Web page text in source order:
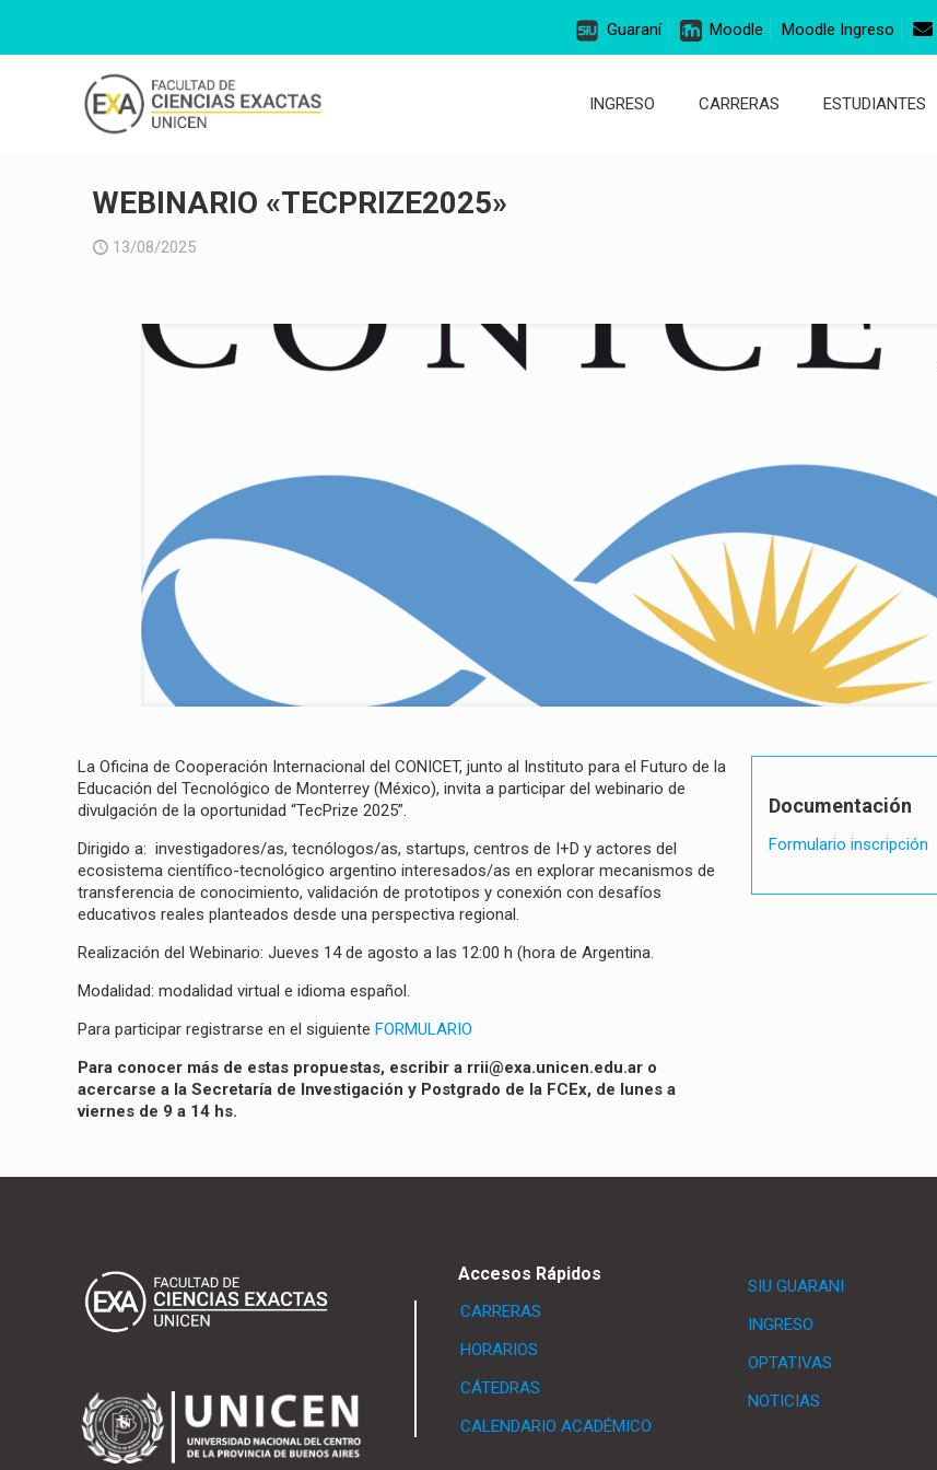
Guaraní Moodle Moodle Ingreso
INGRESO CARRERAS ESTUDIANTES
WEBINARIO «TECPRIZE2025»
13/08/2025
La Oficina de Cooperación Internacional del CONICET, junto al Instituto para el Futuro de la
Educación del Tecnológico de Monterrey (México), invita a participar del webinario de
divulgación de la oportunidad “TecPrize 2025”.
Dirigido a: investigadores/as, tecnólogos/as, startups, centros de I+D y actores del
ecosistema científico-tecnológico argentino interesados/as en explorar mecanismos de
transferencia de conocimiento, validación de prototipos y conexión con desafíos
educativos reales planteados desde una perspectiva regional.
Realización del Webinario: Jueves 14 de agosto a las 12:00 h (hora de Argentina.
Modalidad: modalidad virtual e idioma español.
Para participar registrarse en el siguienteFORMULARIO
Para conocer más de estas propuestas, escribir a rrii@exa.unicen.edu.ar o
acercarse a la Secretaría de Investigación y Postgrado de la FCEx, de lunes a
viernes de 9 a 14 hs.
Documentación
Formulario inscripción
Accesos Rápidos
CARRERAS
HORARIOS
CÁTEDRAS
CALENDARIO ACADÉMICO
SIU GUARANI
INGRESO
OPTATIVAS
NOTICIAS